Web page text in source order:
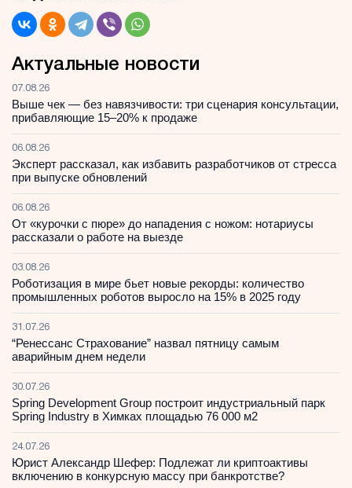
Актуальные новости
07.08.26
Выше чек — без навязчивости: три сценария консультации,
прибавляющие 15–20% к продаже
06.08.26
Эксперт рассказал, как избавить разработчиков от стресса
при выпуске обновлений
06.08.26
От «курочки с пюре» до нападения с ножом: нотариусы
рассказали о работе на выезде
03.08.26
Роботизация в мире бьет новые рекорды: количество
промышленных роботов выросло на 15% в 2025 году
31.07.26
“Ренессанс Страхование” назвал пятницу самым
аварийным днем недели
30.07.26
Spring Development Group построит индустриальный парк
Spring Industry в Химках площадью 76 000 м2
24.07.26
Юрист Александр Шефер: Подлежат ли криптоактивы
включению в конкурсную массу при банкротстве?